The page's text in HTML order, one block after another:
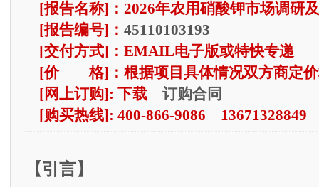
[报告名称]：2026年农用硝酸钾市场调研
[报告编号]： 45110103193
[交付方式]：EMAIL电子版或特快专递
[价 格]：根据项目具体情况双方商定
[网上订购]: 下载 订购合同
[购买热线]: 400-866-9086 13671328849
【引言】